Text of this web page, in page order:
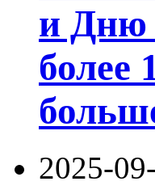
и Дню
более
2025-